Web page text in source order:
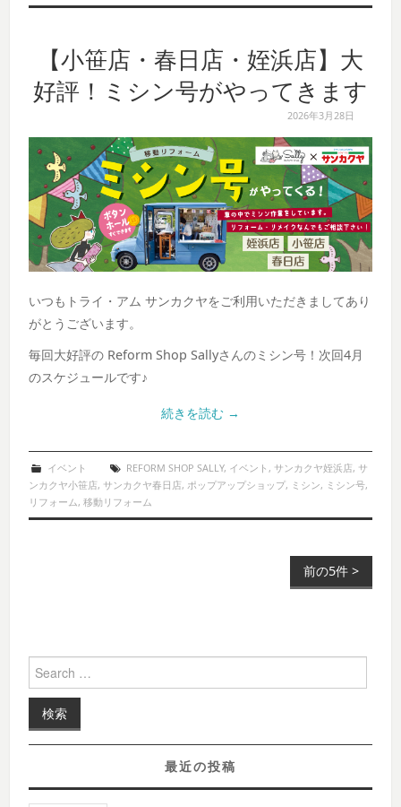
【小笹店・春日店・姪浜店】大
好評！ミシン号がやってきます
2026年3月28日
いつもトライ・アム サンカクヤをご利用いただきましてあり
がとうございます。
毎回大好評の Reform Shop Sallyさんのミシン号！次回4月
のスケジュールです♪
続きを読む →
イベント REFORM SHOP SALLY, イベント , サンカクヤ姪浜店, サ
ンカクヤ小笹店, サンカクヤ春日店, ポップアップショップ, ミシン, ミシン号,
リフォーム ,移動リフォーム
前の5件 >
Search for:
最近の投稿